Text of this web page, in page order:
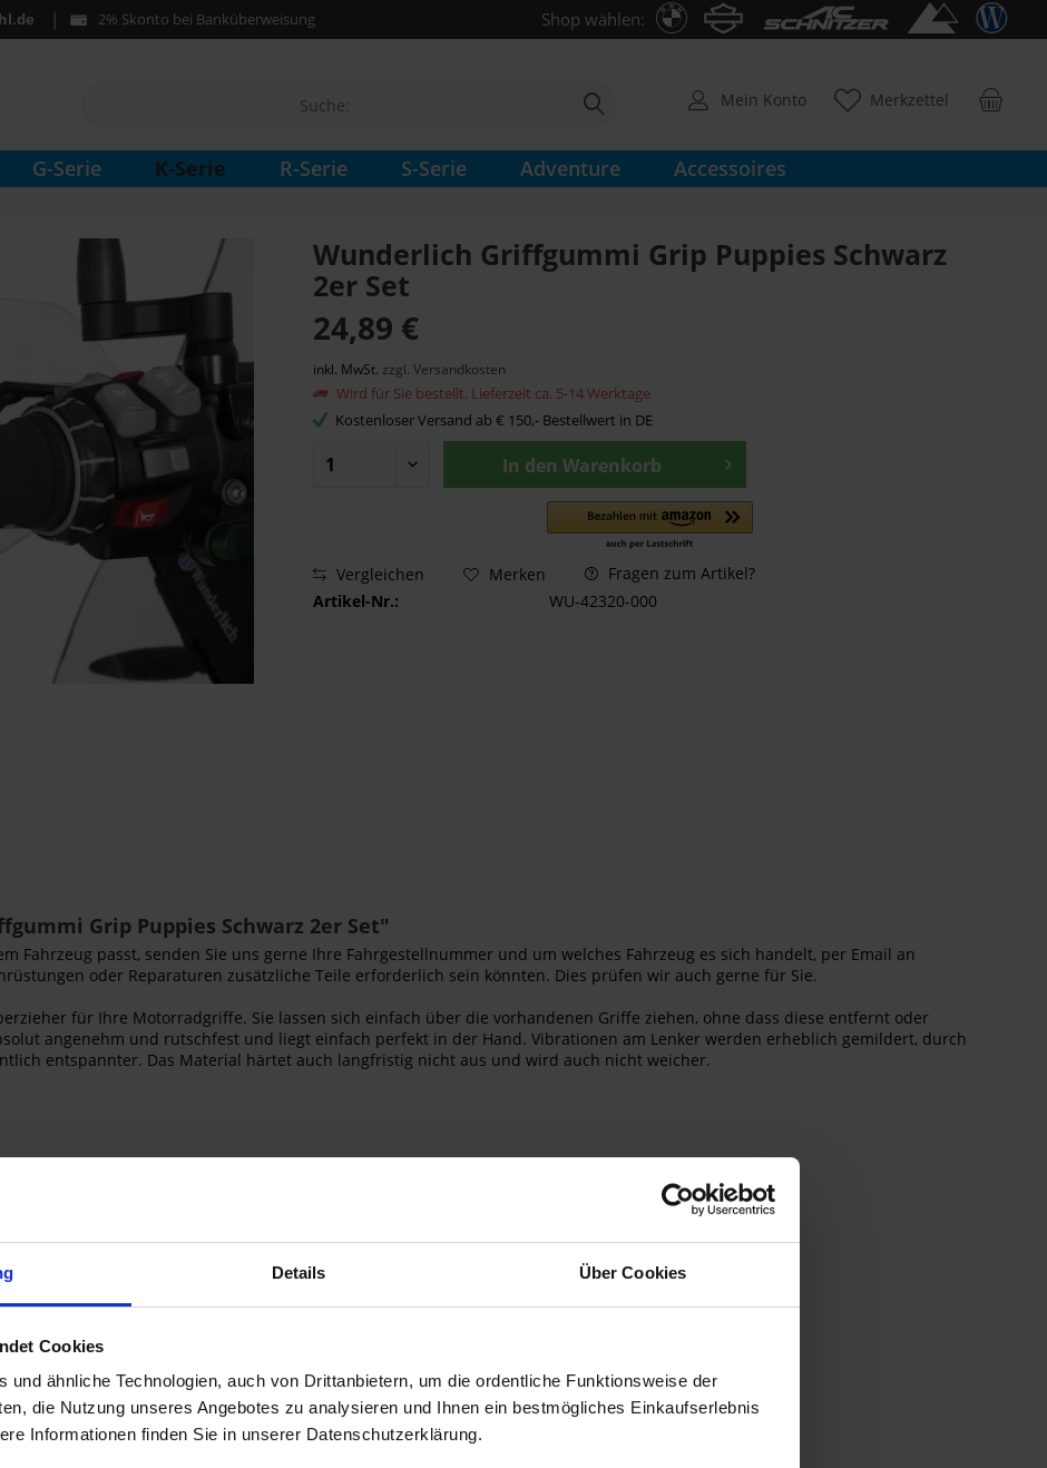
Details Über Cookies
Cookies
und ähnliche Technologien, auch von Drittanbietern, um die ordentliche Funktionsweise der
die Nutzung unseres Angebotes zu analysieren und Ihnen ein bestmögliches Einkaufserlebnis
Informationen finden Sie in unserer Datenschutzerklärung.
2% Skonto bei Banküberweisung Shop wählen:
Merkzettel
Mein Konto
G-Serie K-Serie R-Serie S-Serie Adventure Accessoires
Wunderlich Griffgummi Grip Puppies Schwarz
2er Set
24,89 €
inkl. MwSt. zzgl. Versandkosten
Wird für Sie bestellt. Lieferzeit ca. 5-14 Werktage
Kostenloser Versand ab € 150,- Bestellwert in DE
In den Warenkorb
Vergleichen Merken
Fragen zum Artikel?
Artikel-Nr.:
WU-42320-000
Grip Puppies Schwarz 2er Set"
Fahrzeug passt, senden Sie uns gerne Ihre Fahrgestellnummer und um welches Fahrzeug es sich handelt, per Email an
oder Reparaturen zusätzliche Teile erforderlich sein könnten. Dies prüfen wir auch gerne für Sie.
für Ihre Motorradgriffe. Sie lassen sich einfach über die vorhandenen Griffe ziehen, ohne dass diese entfernt oder
angenehm und rutschfest und liegt einfach perfekt in der Hand. Vibrationen am Lenker werden erheblich gemildert, durch
entspannter. Das Material härtet auch langfristig nicht aus und wird auch nicht weicher.
der Puppies möglich
neu